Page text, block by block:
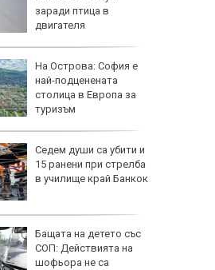
заради птица в
двигателя
На Острова: София е
най-подценената
столица в Европа за
туризъм
Седем души са убити и
15 ранени при стрелба
в училище край Банкок
Бащата на детето със
СОП: Действията на
шофьора не са